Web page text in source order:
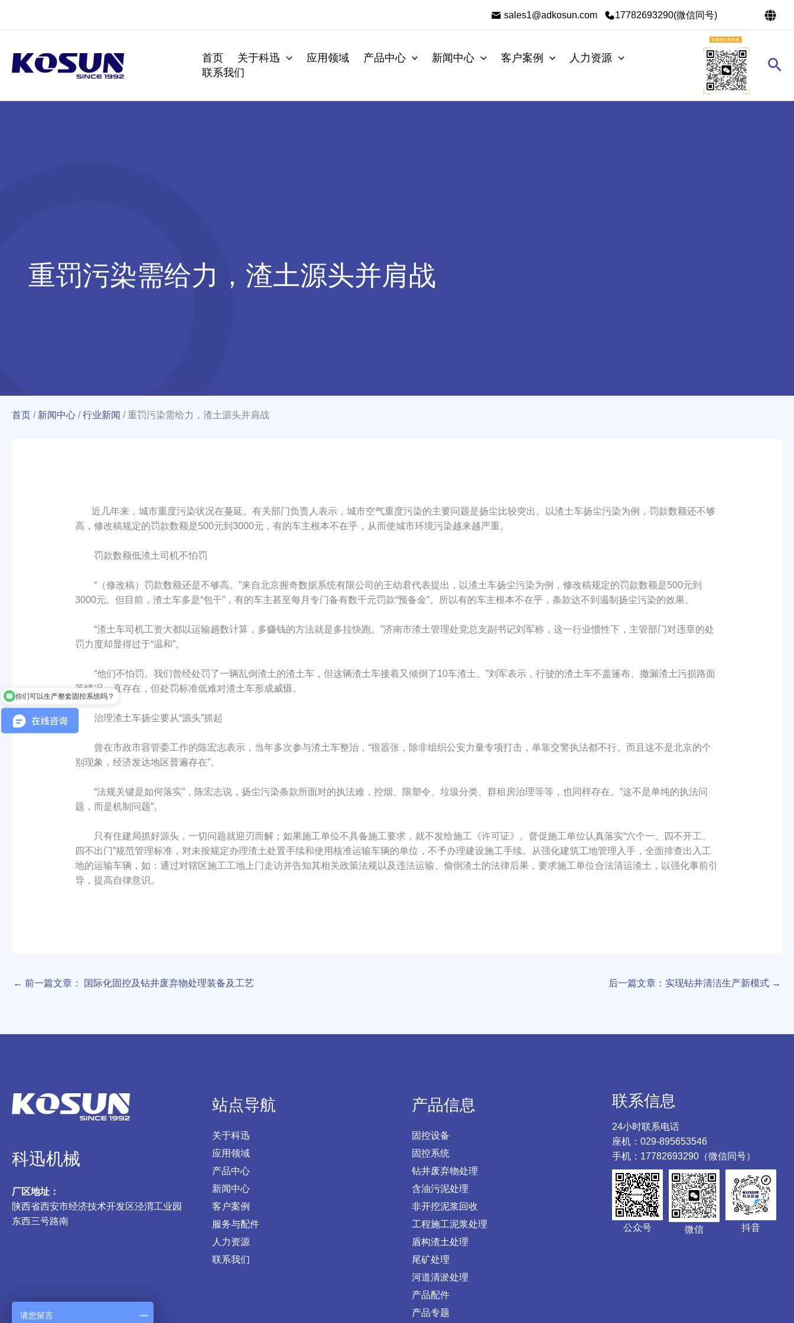
sales1@adkosun.com 17782693290(微信同号)
首页 关于科迅 应用领域 产品中心 新闻中心 客户案例
人力资源
联系我们
搜
重罚污染需给力，渣土源头并肩战
首页 / 新闻中心 /行业新闻 /重罚污染需给力，渣土源头并肩战
近几年来，城市重度污染状况在蔓延。有关部门负责人表示，城市空气重度污染的主要问题是扬尘比较突出。以渣土车扬尘污染为例，罚款数额还不够
高，修改稿规定的罚款数额是500元到3000元，有的车主根本不在乎，从而使城市环境污染越来越严重。
罚款数额低渣土司机不怕罚
“（修改稿）罚款数额还是不够高。”来自北京握奇数据系统有限公司的王幼君代表提出，以渣土车扬尘污染为例，修改稿规定的罚款数额是500元到
3000元。但目前，渣土车多是“包干”，有的车主甚至每月专门备有数千元罚款“预备金”。所以有的车主根本不在乎，条款达不到遏制扬尘污染的效果。
“渣土车司机工资大都以运输趟数计算，多赚钱的方法就是多拉快跑。”济南市渣土管理处党总支副书记刘军称，这一行业惯性下，主管部门对违章的处
罚力度却显得过于“温和”。
“他们不怕罚。我们曾经处罚了一辆乱倒渣土的渣土车，但这辆渣土车接着又倾倒了10车渣土。”刘军表示，行驶的渣土车不盖篷布、撒漏渣土污损路面
等情况一直存在，但处罚标准低难对渣土车形成威慑。
治理渣土车扬尘要从“源头”抓起
曾在市政市容管委工作的陈宏志表示，当年多次参与渣土车整治，“很嚣张，除非组织公安力量专项打击，单靠交警执法都不行。而且这不是北京的个
别现象，经济发达地区普遍存在”。
“法规关键是如何落实”，陈宏志说，扬尘污染条款所面对的执法难，控烟、限塑令、垃圾分类、群租房治理等等，也同样存在。“这不是单纯的执法问
题，而是机制问题”。
只有住建局抓好源头，一切问题就迎刃而解；如果施工单位不具备施工要求，就不发给施工《许可证》。督促施工单位认真落实“六个一、四不开工、
四不出门”规范管理标准，对未按规定办理渣土处置手续和使用核准运输车辆的单位，不予办理建设施工手续。从强化建筑工地管理入手，全面排查出入工
地的运输车辆，如：通过对辖区施工工地上门走访并告知其相关政策法规以及违法运输、偷倒渣土的法律后果，要求施工单位合法清运渣土，以强化事前引
导，提高自律意识。
← 前一篇文章： 国际化固控及钻井废弃物处理装备及工艺 后一篇文章：实现钻井清洁生产新模式 →
科迅机械
厂区地址：
陕西省西安市经济技术开发区泾渭工业园
东西三号路南
站点导航
关于科迅
应用领域
产品中心
新闻中心
客户案例
服务与配件
人力资源
联系我们
产品信息
固控设备
固控系统
钻井废弃物处理
含油污泥处理
非开挖泥浆回收
工程施工泥浆处理
盾构渣土处理
尾矿处理
河道清淤处理
产品配件
产品专题
联系信息
24小时联系电话
座机：029-895653546
手机：17782693290（微信同号）
公众号 微信 抖音
你们可以生产整套固控系统吗？
请您留言